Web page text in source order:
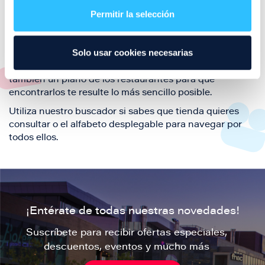
Permitir la selección
Solo usar cookies necesarias
también de nuestra oferta de ocio y shopping durante
podrás encontrar toda la información necesaria de
cada una de nuestras marcas. Sus datos de contacto y
también un plano de los restaurantes para que
encontrarlos te resulte lo más sencillo posible.
Utiliza nuestro buscador si sabes que tienda quieres
consultar o el alfabeto desplegable para navegar por
todos ellos.
¡Entérate de todas nuestras novedades!
Suscríbete para recibir ofertas especiales,
descuentos, eventos y mucho más